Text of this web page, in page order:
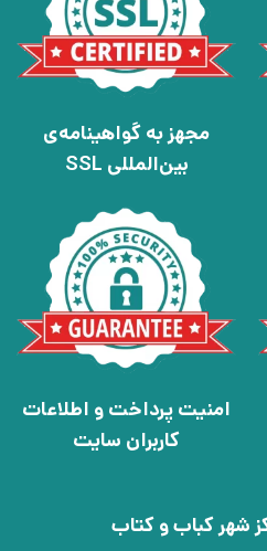
مجهز به گواهینامه‌ی
بین‌المللی SSL
امنیت پرداخت و اطلاعات
کاربران سایت
شهر کباب و کتاب